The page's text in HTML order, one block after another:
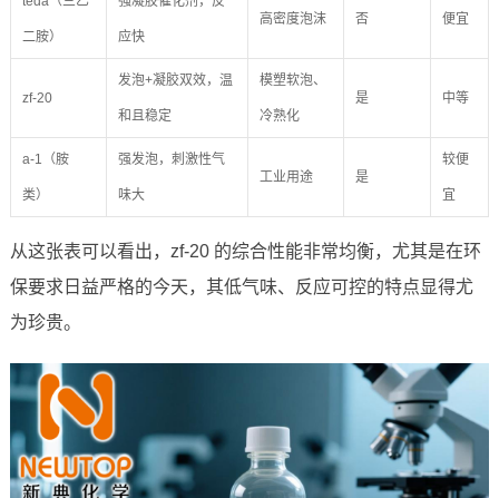
二胺） 应快
高密度泡沫 否 便宜
zf-20
发泡+凝胶双效，温
和且稳定
模塑软泡、
冷熟化
是 中等
a-1（胺
类）
强发泡，刺激性气
味大
工业用途 是
较便
宜
从这张表可以看出，zf-20 的综合性能非常均衡，尤其是在环
保要求日益严格的今天，其低气味、反应可控的特点显得尤
为珍贵。